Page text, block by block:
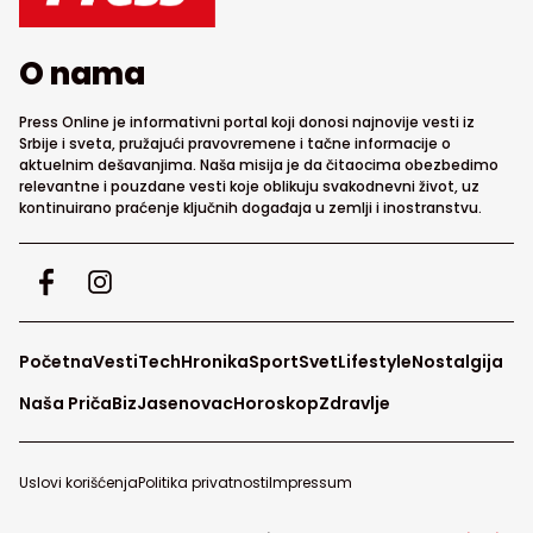
O nama
Press Online je informativni portal koji donosi najnovije vesti iz
Srbije i sveta, pružajući pravovremene i tačne informacije o
aktuelnim dešavanjima. Naša misija je da čitaocima obezbedimo
relevantne i pouzdane vesti koje oblikuju svakodnevni život, uz
kontinuirano praćenje ključnih događaja u zemlji i inostranstvu.
PočetnaVestiTechHronikaSportSvetLifestyleNostalgija
Naša PričaBizJasenovacHoroskopZdravlje
Uslovi korišćenjaPolitika privatnostiImpressum